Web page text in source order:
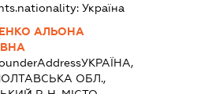
Україна
АЛЬОНА
УКРАЇНА,
ОБЛ.,